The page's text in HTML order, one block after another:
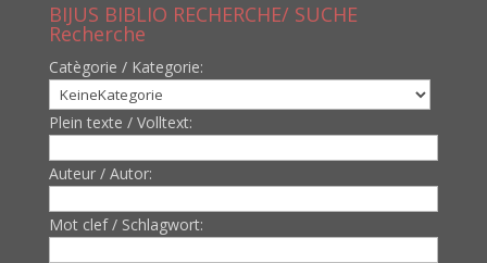
BIJUS BIBLIO RECHERCHE/ SUCHE
Recherche
Catègorie / Kategorie:
Plein texte / Volltext:
Auteur / Autor:
Mot clef / Schlagwort: